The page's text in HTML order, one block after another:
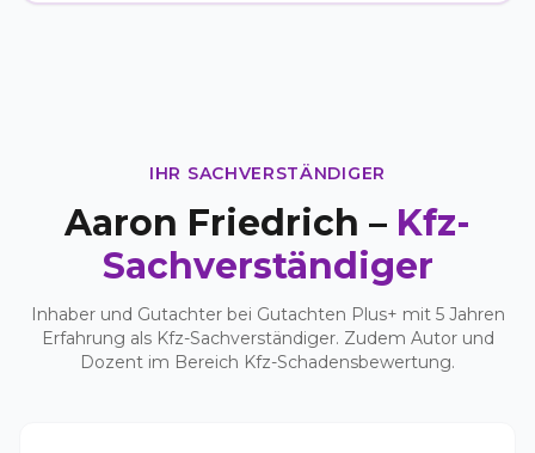
IHR SACHVERSTÄNDIGER
Aaron Friedrich – Kfz-
Sachverständiger
Inhaber und Gutachter bei Gutachten Plus+ mit 5 Jahren
Erfahrung als Kfz-Sachverständiger. Zudem Autor und
Dozent im Bereich Kfz-Schadensbewertung.